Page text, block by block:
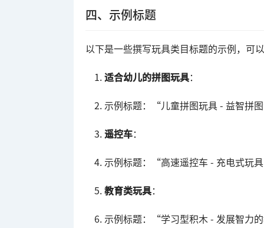
四、示例标题
以下是一些撰写玩具类目标题的示例，可
适合幼儿的拼图玩具：
示例标题：“儿童拼图玩具 - 益智拼
遥控车：
示例标题：“高速遥控车 - 充电式玩
教育类玩具：
示例标题：“学习型积木 - 发展智力